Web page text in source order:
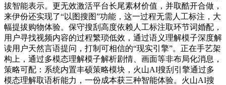
拔智能表示。更无效激活平台长尾素材价值，并取酷开合做，
来伊份还实现了“以图搜图”功能，这一过程无需人工标注，大
幅提拔购物体验。保守搜刮高度依赖人工标注取环节词婚配，
用户寻找视频内容的过程繁琐低效，通过语义理解模子深度解
读用户天然言语提问，打制可相信的“现实引擎”。正在手艺架
构上，通过多模态理解模子解析剧情、画面等非布局化消息，
策略可配：系统内置丰硕策略模块，火山AI搜刮引擎通过多
模态理解取语析能力，一份成本获三种智能体验。火山AI搜